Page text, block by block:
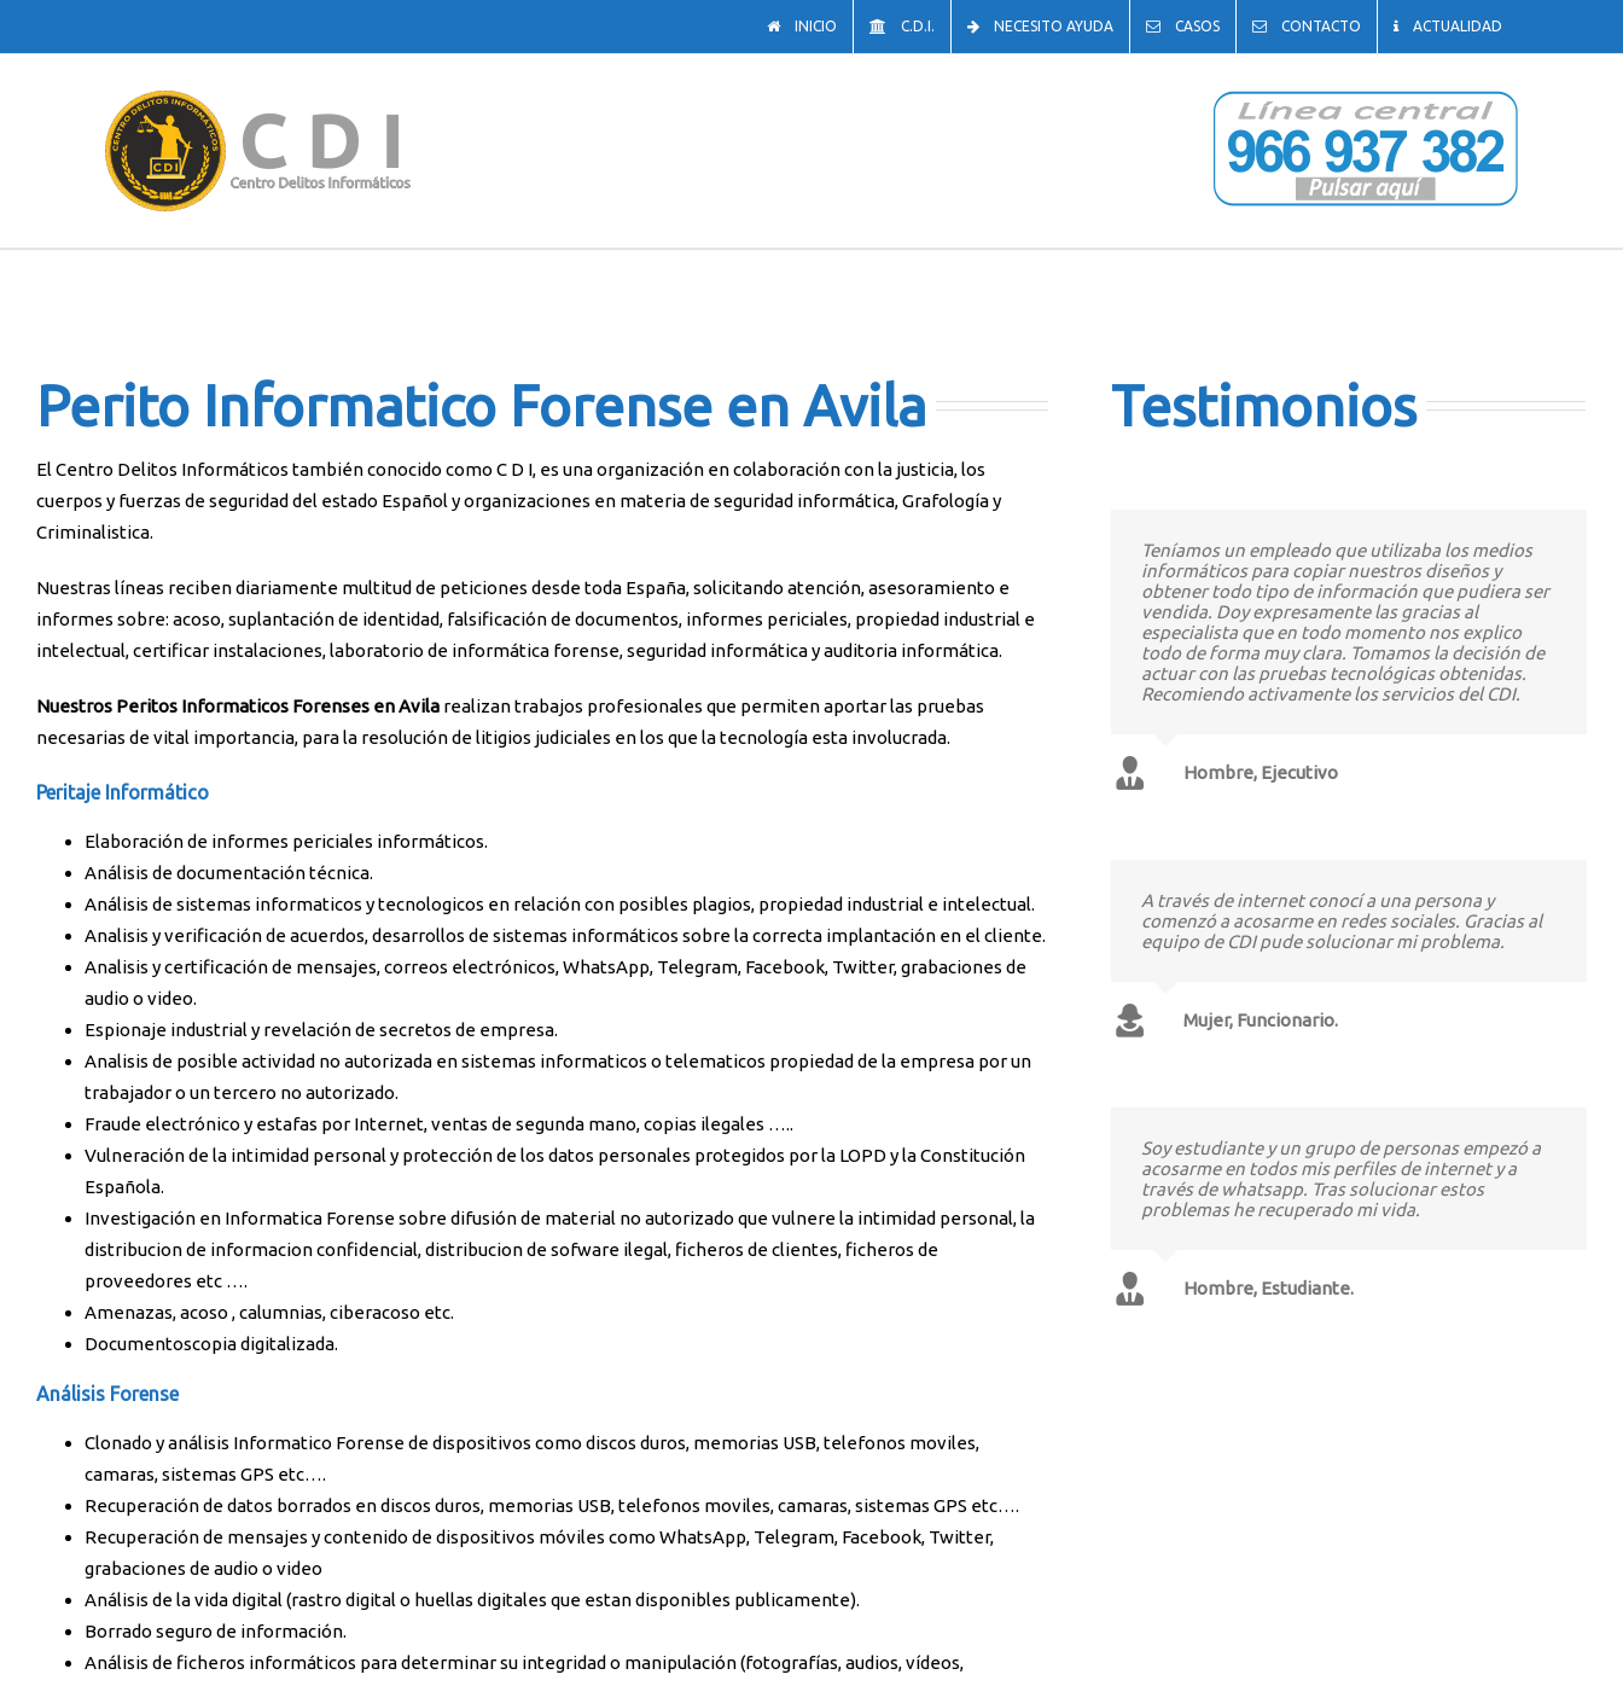
INICIO C.D.I. NECESITO AYUDA CASOS CONTACTO ACTUALIDAD
Perito Informatico Forense en Avila
El Centro Delitos Informáticos también conocido como C D I, es una organización en colaboración con la justicia, los
cuerpos y fuerzas de seguridad del estado Español y organizaciones en materia de seguridad informática, Grafología y
Criminalistica.
Nuestras líneas reciben diariamente multitud de peticiones desde toda España, solicitando atención, asesoramiento e
informes sobre: acoso, suplantación de identidad, falsificación de documentos, informes periciales, propiedad industrial e
intelectual, certificar instalaciones, laboratorio de informática forense, seguridad informática y auditoria informática.
Nuestros Peritos Informaticos Forenses en Avila realizan trabajos profesionales que permiten aportar las pruebas
necesarias de vital importancia, para la resolución de litigios judiciales en los que la tecnología esta involucrada.
Peritaje Informático
Elaboración de informes periciales informáticos.
Análisis de documentación técnica.
Análisis de sistemas informaticos y tecnologicos en relación con posibles plagios, propiedad industrial e intelectual.
Analisis y verificación de acuerdos, desarrollos de sistemas informáticos sobre la correcta implantación en el cliente.
Analisis y certificación de mensajes, correos electrónicos, WhatsApp, Telegram, Facebook, Twitter, grabaciones de
audio o video.
Espionaje industrial y revelación de secretos de empresa.
Analisis de posible actividad no autorizada en sistemas informaticos o telematicos propiedad de la empresa por un
trabajador o un tercero no autorizado.
Fraude electrónico y estafas por Internet, ventas de segunda mano, copias ilegales …..
Vulneración de la intimidad personal y protección de los datos personales protegidos por la LOPD y la Constitución
Española.
Investigación en Informatica Forense sobre difusión de material no autorizado que vulnere la intimidad personal, la
distribucion de informacion confidencial, distribucion de sofware ilegal, ficheros de clientes, ficheros de
proveedores etc ….
Amenazas, acoso , calumnias, ciberacoso etc.
Documentoscopia digitalizada.
Análisis Forense
Clonado y análisis Informatico Forense de dispositivos como discos duros, memorias USB, telefonos moviles,
camaras, sistemas GPS etc….
Recuperación de datos borrados en discos duros, memorias USB, telefonos moviles, camaras, sistemas GPS etc….
Recuperación de mensajes y contenido de dispositivos móviles como WhatsApp, Telegram, Facebook, Twitter,
grabaciones de audio o video
Análisis de la vida digital (rastro digital o huellas digitales que estan disponibles publicamente).
Borrado seguro de información.
Análisis de ficheros informáticos para determinar su integridad o manipulación (fotografías, audios, vídeos,
Testimonios
Teníamos un empleado que utilizaba los medios
informáticos para copiar nuestros diseños y
obtener todo tipo de información que pudiera ser
vendida. Doy expresamente las gracias al
especialista que en todo momento nos explico
todo de forma muy clara. Tomamos la decisión de
actuar con las pruebas tecnológicas obtenidas.
Recomiendo activamente los servicios del CDI.
Hombre, Ejecutivo
A través de internet conocí a una persona y
comenzó a acosarme en redes sociales. Gracias al
equipo de CDI pude solucionar mi problema.
Mujer, Funcionario.
Soy estudiante y un grupo de personas empezó a
acosarme en todos mis perfiles de internet y a
través de whatsapp. Tras solucionar estos
problemas he recuperado mi vida.
Hombre, Estudiante.